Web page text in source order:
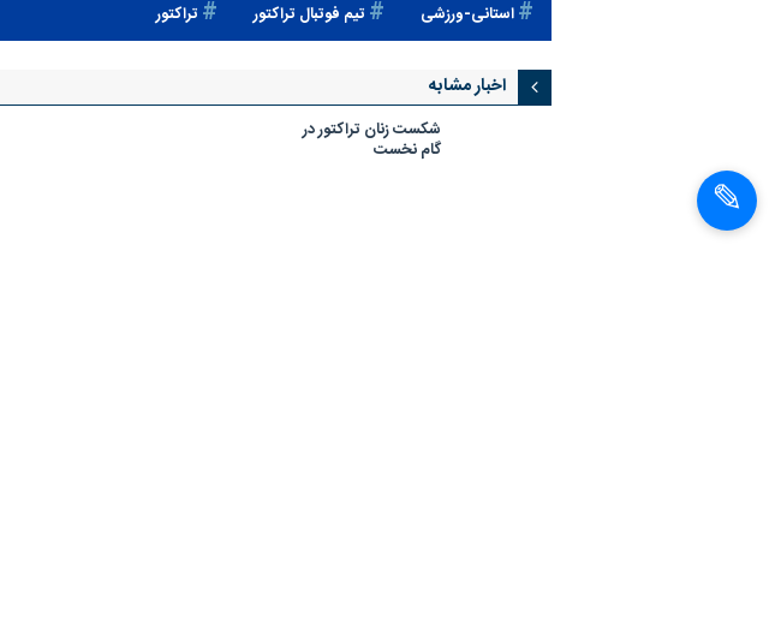
استانی-ورزشی تيم فوتبال تراكتور تراکتور
اخبار مشابه
شکست زنان تراکتور در
گام نخست